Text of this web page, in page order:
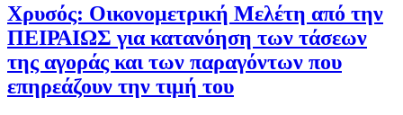
Χρυσός: Οικονομετρική Μελέτη από την
ΠΕΙΡΑΙΩΣ για κατανόηση των τάσεων
της αγοράς και των παραγόντων που
επηρεάζουν την τιμή του